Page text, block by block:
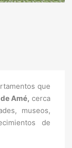
que
Amé, cerca
museos,
de